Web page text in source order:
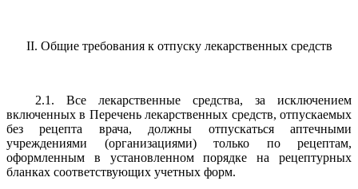
II. Общие требования к отпуску лекарственных средств
2.1. Все лекарственные средства, за исключением
включенных в Перечень лекарственных средств, отпускаемых
без рецепта врача, должны отпускаться аптечными
учреждениями (организациями) только по рецептам,
оформленным в установленном порядке на рецептурных
бланках соответствующих учетных форм.